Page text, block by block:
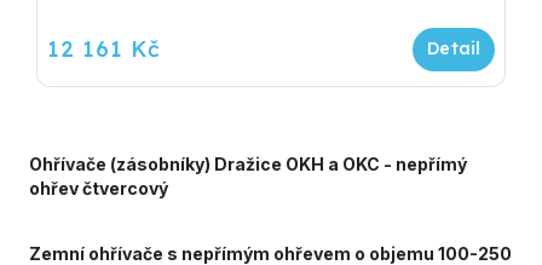
12 161 Kč
Ohřívače (zásobníky) Dražice OKH a OKC - nepřímý
ohřev čtvercový
Zemní ohřívače s nepřímým ohřevem o objemu 100-250